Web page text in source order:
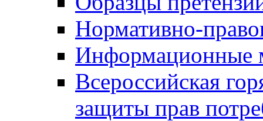
Нормативно-
Информационные
Всероссийская
защиты прав